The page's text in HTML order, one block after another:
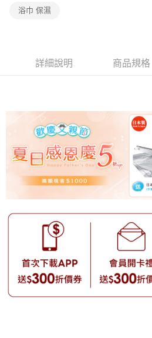
浴巾 保濕
詳細說明 商品規格